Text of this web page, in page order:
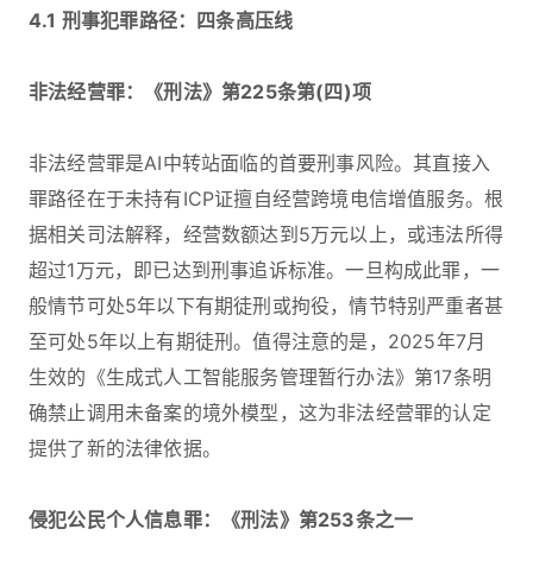
4.1 刑事犯罪路径：四条高压线
非法经营罪：《刑法》第225条第(四)项
非法经营罪是AI中转站面临的首要刑事风险。其直接入
罪路径在于未持有ICP证擅自经营跨境电信增值服务。根
据相关司法解释，经营数额达到5万元以上，或违法所得
超过1万元，即已达到刑事追诉标准。一旦构成此罪，一
般情节可处5年以下有期徒刑或拘役，情节特别严重者甚
至可处5年以上有期徒刑。值得注意的是，2025年7月
生效的《生成式人工智能服务管理暂行办法》第17条明
确禁止调用未备案的境外模型，这为非法经营罪的认定
提供了新的法律依据。
侵犯公民个人信息罪：《刑法》第253条之一